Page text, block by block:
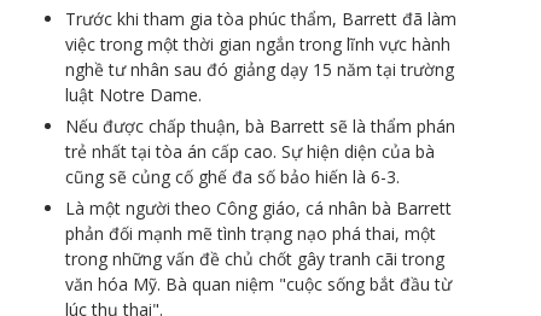
Trước khi tham gia tòa phúc thẩm, Barrett đã làm
việc trong một thời gian ngắn trong lĩnh vực hành
nghề tư nhân sau đó giảng dạy 15 năm tại trường
luật Notre Dame.
Nếu được chấp thuận, bà Barrett sẽ là thẩm phán
trẻ nhất tại tòa án cấp cao. Sự hiện diện của bà
cũng sẽ củng cố ghế đa số bảo hiến là 6-3.
Là một người theo Công giáo, cá nhân bà Barrett
phản đối mạnh mẽ tình trạng nạo phá thai, một
trong những vấn đề chủ chốt gây tranh cãi trong
văn hóa Mỹ. Bà quan niệm "cuộc sống bắt đầu từ
lúc thụ thai".